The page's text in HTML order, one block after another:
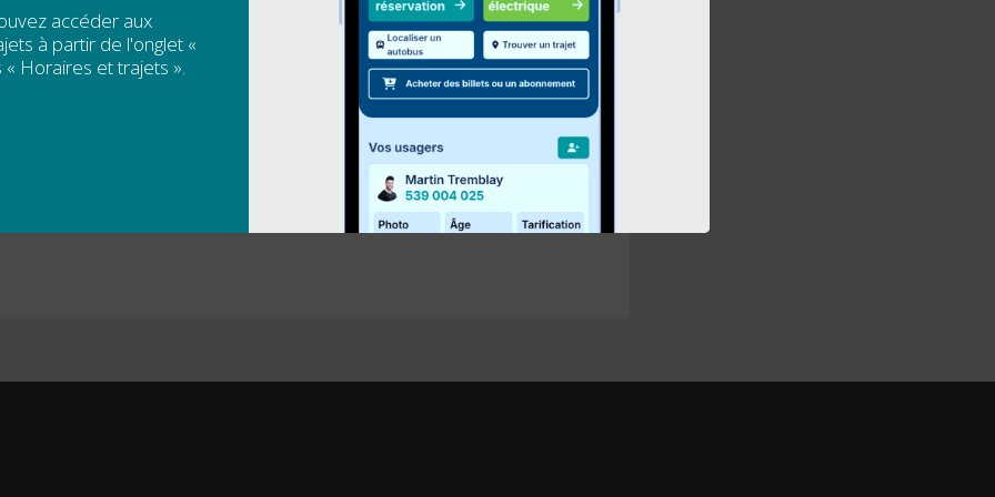
Offre d’emploi d’été : Chargé(e) de projet en accessibilité des
transports collectifs
accéder aux
à partir de l'onglet «
Horaires et trajets ».